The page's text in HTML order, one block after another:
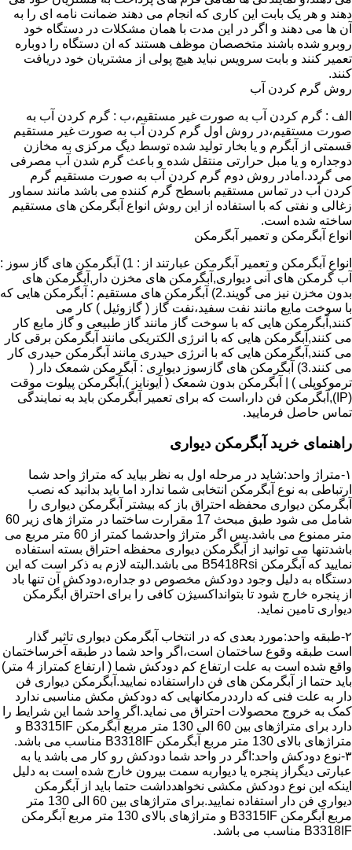
دهند و هر یک بابت این کاری که انجام می دهند ضمانت نامه ای را به
آن ها می دهند و اگر در این مدت با همان مشکلات در دستگاه خود
روبرو شده باشند متخصصان موظف هستند که ان دستگاه را دوباره
تعمیر کنند و بابت سرویس نباید هیچ پولی از مشتریان خود دریافت
کنند.
روش گرم کردن آب
الف : گرم کردن آب به صورت غیر مستقیم،ب : گرم کردن آب به
صورت مستقیم،در روش اول گرم کردن آب به صورت غیر مستقیم
قسمتی از آبگرم و یا بخار تولید شده توسط دیگ مرکزی به مخازن
دوجداره و یا مبل حرارتی منتقل شده و باعث گرم شدن آب مصرفی
می گردد.امادر روش دوم گرم کردن آب به صورت مستقیم گرم
کردن آب در تماس مستقیم باسطح گرم کننده می باشد مانند سماور
زغالی و نفتی که با استفاده از این روش انواع آبگرمکن های مستقیم
ساخته شده است.
انواع آبگرمکن و تعمیر آبگرمکن
انواع آبگرمکن و تعمیر آبگرمکن عبارتند از : 1) آبگرمکن های گاز سوز :
آب گرمکن های آنی دیواری,آبگرمکن های مخزن دار,آبگرمکن های
بدون مخزن نیز می گویند.2) آبگرمکن های مستقیم : آبگرمکن هایی که
با سوخت مایع مانند نفت سفید،نفت گاز ( گازوئیل ) کار می
کنند,آبگرمکن هایی که با سوخت گاز مانند گاز طبیعی و گاز مایع کار
می کنند,آبگرمکن هایی که با انرژی الکتریکی مانند آبگرمکن برقی کار
می کنند,آبگرمکن هایی که با انرژی حیدری مانند آبگرمکن حیدری کار
می کنند.3) آبگرمکن های گازسوز دیواری : آبگرمکن شمعک دار (
ترموکوپلی ) | آبگرمکن بدون شمعک ( آیونایز ),آبگرمکن پیلوت موقت
(IP),آبگرمکن فن دار،است که برای تعمیر آبگرمکن باید به نمایندگی
تماس حاصل فرمایید.
راهنمای خرید آبگرمکن دیواری
۱-متراژ واحد:شاید در مرحله اول به نظر بیاید که متراژ واحد شما
ارتباطی به نوع آبگرمکن انتخابی شما ندارد اما باید بدانید که نصب
آبگرمکن دیواری محفظه احتراق باز که بیشتر آبگرمکن دیواری را
شامل می شود طبق مبحث 17 مقرارت ساختما در متراژ های زیر 60
متر ممنوع می باشد.پس اگر متراژ واحدشما کمتر از 60 متر مربع می
باشدتنها می توانید از آبگرمکن دیواری محفظه احتراق بسته استفاده
نمایید که آبگرمکن B5418Rsi می باشد.البته لازم به ذکر است که این
دستگاه به دلیل وجود دودکش مخصوص دو جداره،دودکش آن تنها باد
از پنجره خارج شود تا بتوانداکسیژن کافی را برای احتراق آبگرمکن
دیواری تامین نماید.
۲-طبقه واحد:مورد بعدی که در انتخاب آبگرمکن دیواری تاثیر گذار
است طبقه وقوع ساختمان است،اگر واحد شما در طبقه آخرساختمان
واقع شده است به علت ارتفاع کم دودکش شما ( ارتفاع کمتراز 4 متر)
باید حتما از آبگرمکن های فن داراستفاده نمایید.آبگرمکن دیواری فن
دار به علت فنی که دارددرمکانهایی که دودکش مکش مناسبی ندارد
کمک به خروج محصولات احتراق می نماید.اگر واحد شما این شرایط را
دارد برای متراژهای بین 60 الی 130 متر مربع آبگرمکن B3315IF و
متراژهای بالای 130 متر مربع آبگرمکن B3318IF مناسب می باشد.
۳-نوع دودکش واحد:اگر در واحد شما دودکش رو کار می باشد یا به
عبارتی دیگراز پنجره یا دیواربه سمت بیرون خارج شده است به دلیل
اینکه این نوع دودکش مکشی نخواهدداشت حتما باید از آبگرمکن
دیواری فن دار استفاده نمایید.برای متراژهای بین 60 الی 130 متر
مربع آبگرمکن B3315IF و متراژهای بالای 130 متر مربع آبگرمکن
B3318IF مناسب می باشد.